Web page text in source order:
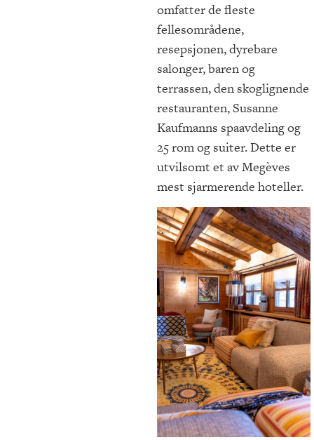
omfatter de fleste
fellesområdene,
resepsjonen, dyrebare
salonger, baren og
terrassen, den skoglignende
restauranten, Susanne
Kaufmanns spaavdeling og
25 rom og suiter. Dette er
utvilsomt et av Megèves
mest sjarmerende hoteller.